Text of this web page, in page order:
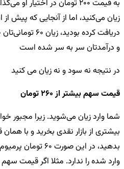
دریافت کرده
و درآمدتان سر به سر شده است
در نتیجه نه سود و نه زیان می کنید
قیمت سهم بیشتر از 260 تومان
شما وارد زیان می‌شوید. زیرا مجبور
بدهید، در این
وارد شده را ندارد. مثلا اگر قیمت سهم 280 تومان باشد: